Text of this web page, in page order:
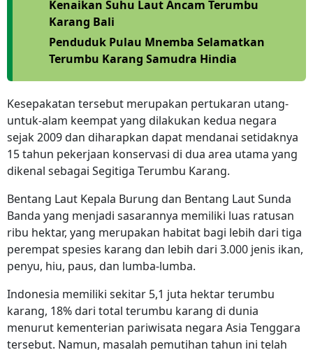
Kenaikan Suhu Laut Ancam Terumbu
Karang Bali
Penduduk Pulau Mnemba Selamatkan
Terumbu Karang Samudra Hindia
Kesepakatan tersebut merupakan pertukaran utang-
untuk-alam keempat yang dilakukan kedua negara
sejak 2009 dan diharapkan dapat mendanai setidaknya
15 tahun pekerjaan konservasi di dua area utama yang
dikenal sebagai Segitiga Terumbu Karang.
Bentang Laut Kepala Burung dan Bentang Laut Sunda
Banda yang menjadi sasarannya memiliki luas ratusan
ribu hektar, yang merupakan habitat bagi lebih dari tiga
perempat spesies karang dan lebih dari 3.000 jenis ikan,
penyu, hiu, paus, dan lumba-lumba.
Indonesia memiliki sekitar 5,1 juta hektar terumbu
karang, 18% dari total terumbu karang di dunia
menurut kementerian pariwisata negara Asia Tenggara
tersebut. Namun, masalah pemutihan tahun ini telah